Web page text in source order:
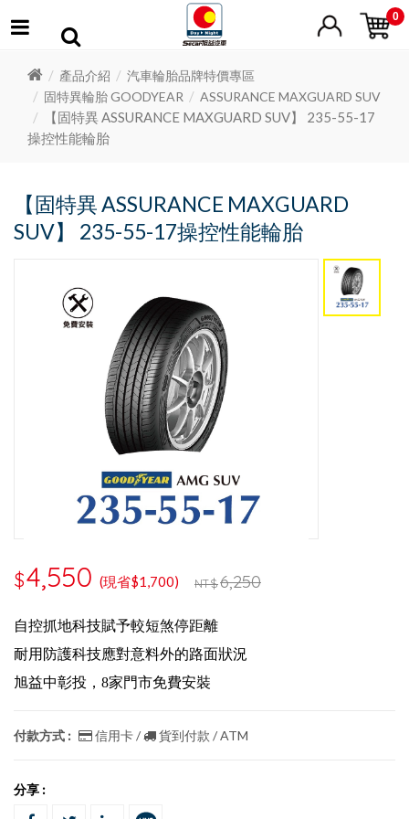
0
產品介紹
汽車輪胎品牌特價專區
固特異輪胎 GOODYEAR
ASSURANCE MAXGUARD SUV
【固特異 ASSURANCE MAXGUARD SUV】 235-55-17
操控性能輪胎
【固特異 ASSURANCE MAXGUARD
SUV】 235-55-17操控性能輪胎
$4,550 (現省$1,700) NT$6,250
自控抓地科技賦予較短煞停距離
耐用防護科技應對意料外的路面狀況
旭益中彰投，8家門市免費安裝
付款方式 : 信用卡 / 貨到付款 / ATM
分享 :